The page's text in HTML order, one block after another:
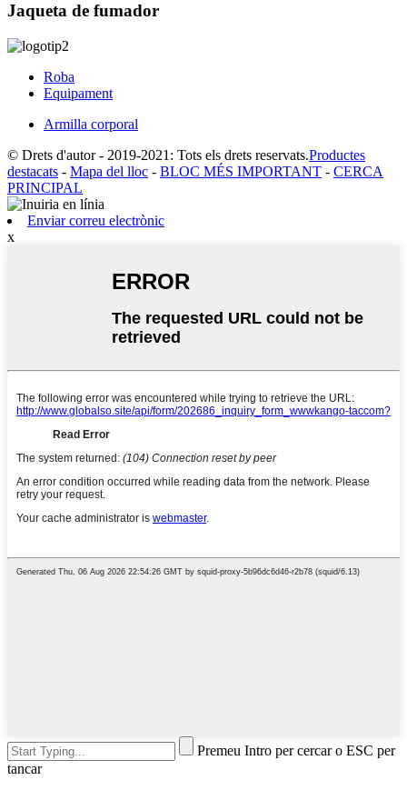
Jaqueta de fumador
Roba
Equipament
Armilla corporal
© Drets d'autor - 2019-2021: Tots els drets reservats.Productes
destacats - Mapa del lloc - BLOC MÉS IMPORTANT - CERCA
PRINCIPAL
Enviar correu electrònic
x
Premeu Intro per cercar o ESC per
tancar